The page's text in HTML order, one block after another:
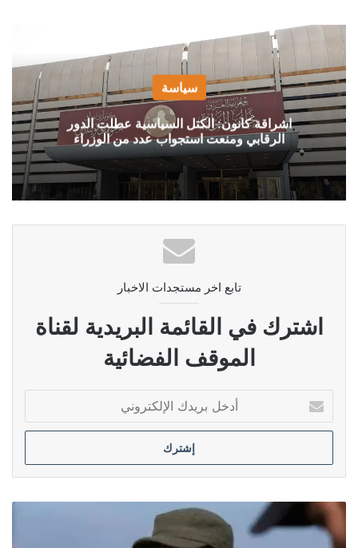
سياسة
اشراقة كانون: الكتل السياسية عطلت الدور
الرقابي ومنعت استجواب عدد من الوزراء
تابع اخر مستجدات الاخبار
اشترك في القائمة البريدية لقناة
الموقف الفضائية
بريدك
الإلكتروني
برلماني:
شرعية